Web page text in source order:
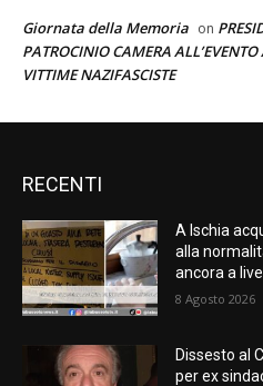
Giornata della Memoria on
PATROCINIO CAMERA
VITTIME NAZIFASCISTE
RECENTI
A Ischia
alla
ancora a
8 Agosto 2026
Dissesto al
per ex